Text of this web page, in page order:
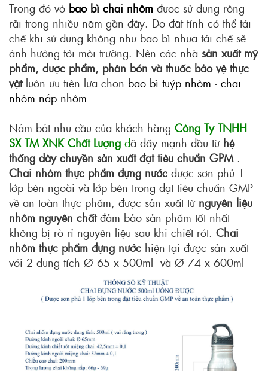
Trong đó vỏ bao bì chai nhôm được sử dụng rộng
rãi trong nhiều năm gần đây. Do đặt tính có thể tái
chế khi sử dụng không như bao bì nhựa tái chế sẽ
ảnh hưởng tới môi trường. Nên các nhà sản xuất mỹ
phẩm, dược phẩm, phân bón và thuốc bảo vệ thực
vậtluôn ưu tiên lựa chọn bao bì tuýp nhôm - chai
nhôm nắp nhôm
Nắm bắt nhu cầu của khách hàng Công Ty TNHH
SX TM XNK Chất Lượng đã đẩy mạnh đầu từ hệ
thống dây chuyền sản xuất đạt tiêu chuẩn GPM.
Chai nhôm thực phẩm đựng nước được sơn phủ 1
lớp bên ngoài và lớp bên trong dạt tiêu chuẩn GMP
về an toàn thực phẩm, được sản xuất từ nguyên liệu
nhôm nguyên chấtđảm bảo sản phẩm tốt nhất
không bị rò rỉ nguyên liệu sau khi chiết rót. Chai
nhôm thực phẩm đựng nước hiện tại được sản xuất
với 2 dung tích Ø 65 x 500ml và Ø 74 x 600ml